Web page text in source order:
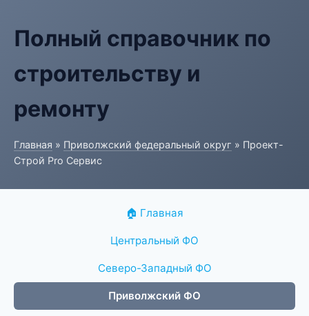
Полный справочник по
строительству и
ремонту
Главная » Приволжский федеральный округ » Проект-
Строй Pro Сервис
🏠 Главная
Центральный ФО
Северо-Западный ФО
Приволжский ФО